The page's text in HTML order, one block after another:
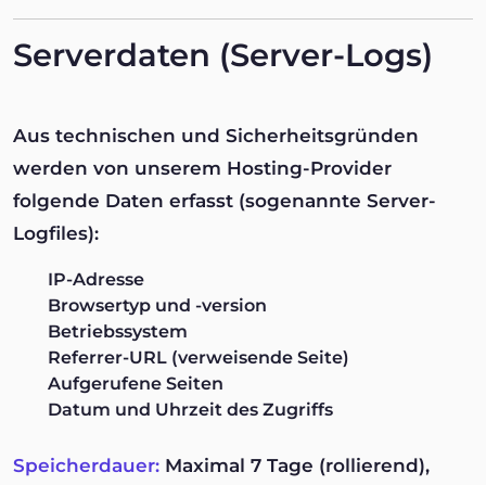
Serverdaten (Server-Logs)
Aus technischen und Sicherheitsgründen
werden von unserem Hosting-Provider
folgende Daten erfasst (sogenannte Server-
Logfiles):
IP-Adresse
Browsertyp und -version
Betriebssystem
Referrer-URL (verweisende Seite)
Aufgerufene Seiten
Datum und Uhrzeit des Zugriffs
Speicherdauer: Maximal 7 Tage (rollierend),